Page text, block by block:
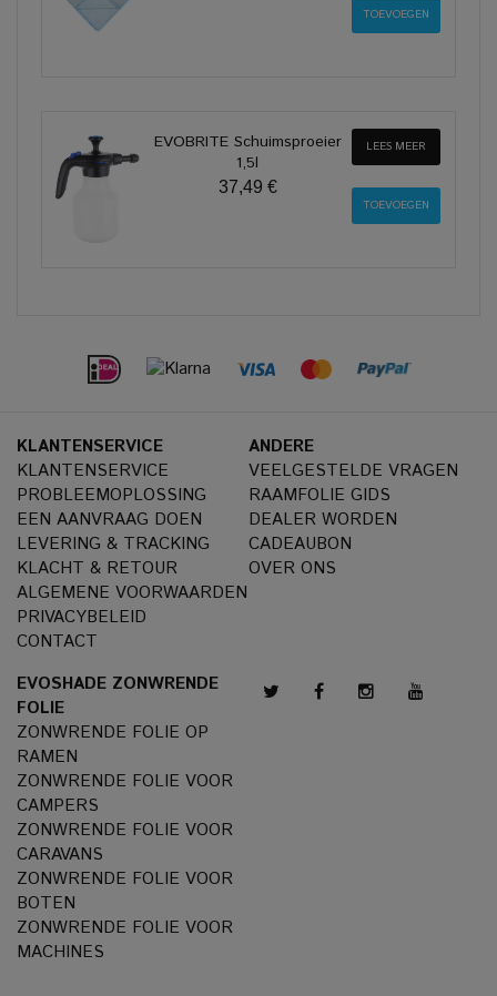
EVOBRITE Schuimsproeier
1,5l
37,49 €
LEES MEER
KLANTENSERVICE
KLANTENSERVICE
PROBLEEMOPLOSSING
EEN AANVRAAG DOEN
LEVERING & TRACKING
KLACHT & RETOUR
ALGEMENE VOORWAARDEN
PRIVACYBELEID
CONTACT
ANDERE
VEELGESTELDE VRAGEN
RAAMFOLIE GIDS
DEALER WORDEN
CADEAUBON
OVER ONS
EVOSHADE ZONWRENDE
FOLIE
ZONWRENDE FOLIE OP
RAMEN
ZONWRENDE FOLIE VOOR
CAMPERS
ZONWRENDE FOLIE VOOR
CARAVANS
ZONWRENDE FOLIE VOOR
BOTEN
ZONWRENDE FOLIE VOOR
MACHINES